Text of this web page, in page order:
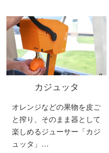
カジュッタ
オレンジなどの果物を皮ご
と搾り、そのまま器として
楽しめるジューサー「カジ
ュッタ」…